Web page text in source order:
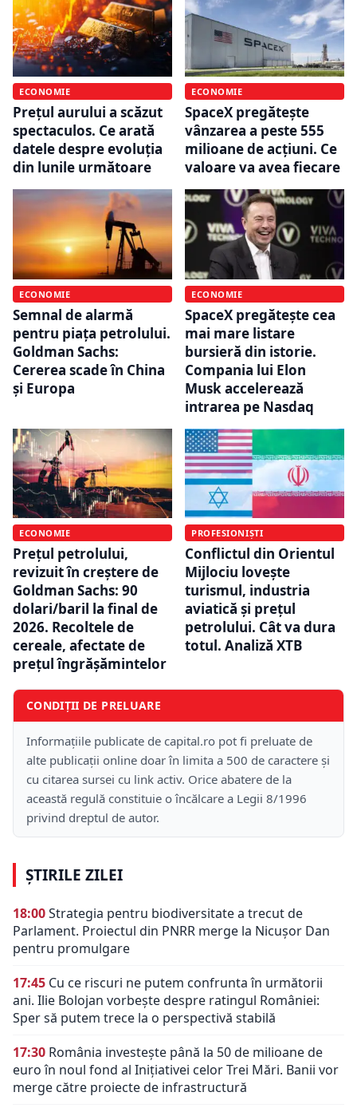
ECONOMIE
Prețul aurului a scăzut
spectaculos. Ce arată
datele despre evoluția
din lunile următoare
ECONOMIE
SpaceX pregătește
vânzarea a peste 555
milioane de acțiuni. Ce
valoare va avea fiecare
ECONOMIE
Semnal de alarmă
pentru piața petrolului.
Goldman Sachs:
Cererea scade în China
și Europa
ECONOMIE
SpaceX pregătește cea
mai mare listare
bursieră din istorie.
Compania lui Elon
Musk accelerează
intrarea pe Nasdaq
ECONOMIE
Prețul petrolului,
revizuit în creștere de
Goldman Sachs: 90
dolari/baril la final de
2026. Recoltele de
cereale, afectate de
prețul îngrășămintelor
PROFESIONIȘTI
Conflictul din Orientul
Mijlociu lovește
turismul, industria
aviatică și prețul
petrolului. Cât va dura
totul. Analiză XTB
CONDIȚII DE PRELUARE
Informațiile publicate de capital.ro pot fi preluate de
alte publicații online doar în limita a 500 de caractere și
cu citarea sursei cu link activ. Orice abatere de la
această regulă constituie o încălcare a Legii 8/1996
privind dreptul de autor.
ȘTIRILE ZILEI
18:00Strategia pentru biodiversitate a trecut de
Parlament. Proiectul din PNRR merge la Nicușor Dan
pentru promulgare
17:45 Cu ce riscuri ne putem confrunta în următorii
ani. Ilie Bolojan vorbește despre ratingul României:
Sper să putem trece la o perspectivă stabilă
17:30 România investește până la 50 de milioane de
euro în noul fond al Inițiativei celor Trei Mări. Banii vor
merge către proiecte de infrastructură